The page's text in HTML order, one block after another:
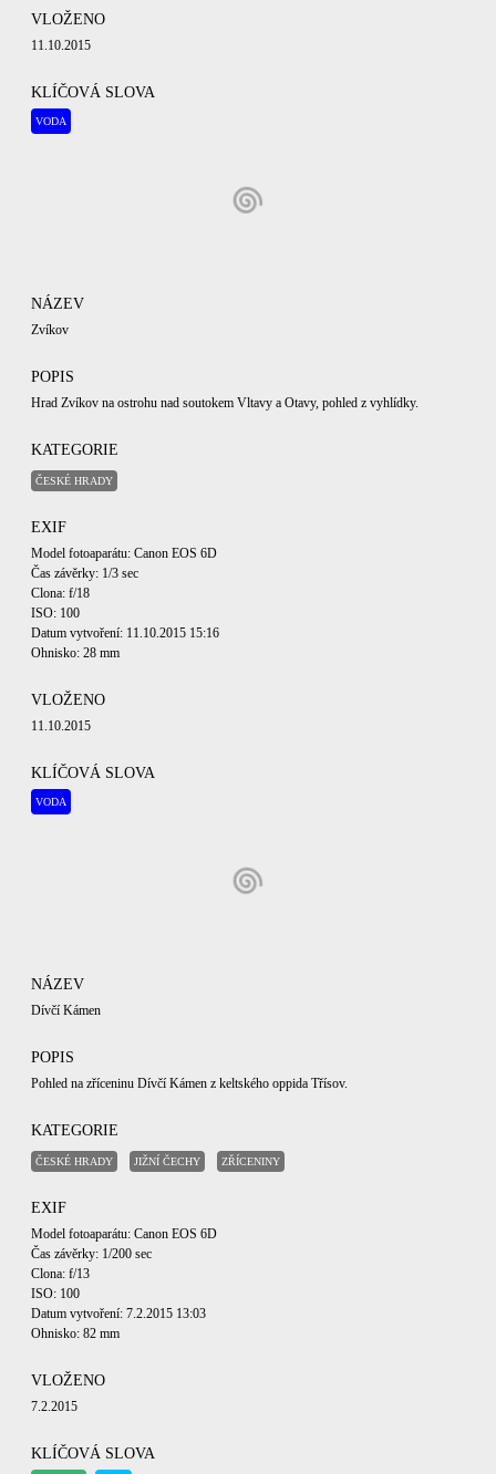
VLOŽENO
11.10.2015
KLÍČOVÁ SLOVA
VODA
NÁZEV
Zvíkov
POPIS
Hrad Zvíkov na ostrohu nad soutokem Vltavy a Otavy, pohled z vyhlídky.
KATEGORIE
ČESKÉ HRADY
EXIF
Model fotoaparátu: Canon EOS 6D
Čas závěrky: 1/3 sec
Clona: f/18
ISO: 100
Datum vytvoření: 11.10.2015 15:16
Ohnisko: 28 mm
VLOŽENO
11.10.2015
KLÍČOVÁ SLOVA
VODA
NÁZEV
Dívčí Kámen
POPIS
Pohled na zříceninu Dívčí Kámen z keltského oppida Třísov.
KATEGORIE
ČESKÉ HRADY JIŽNÍ ČECHY ZŘÍCENINY
EXIF
Model fotoaparátu: Canon EOS 6D
Čas závěrky: 1/200 sec
Clona: f/13
ISO: 100
Datum vytvoření: 7.2.2015 13:03
Ohnisko: 82 mm
VLOŽENO
7.2.2015
KLÍČOVÁ SLOVA